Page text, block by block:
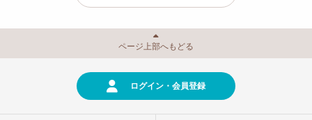
ストレス反応
成長発達段階を考慮し、家族を含めた
ページ上部へもどる
ログイン・会員登録